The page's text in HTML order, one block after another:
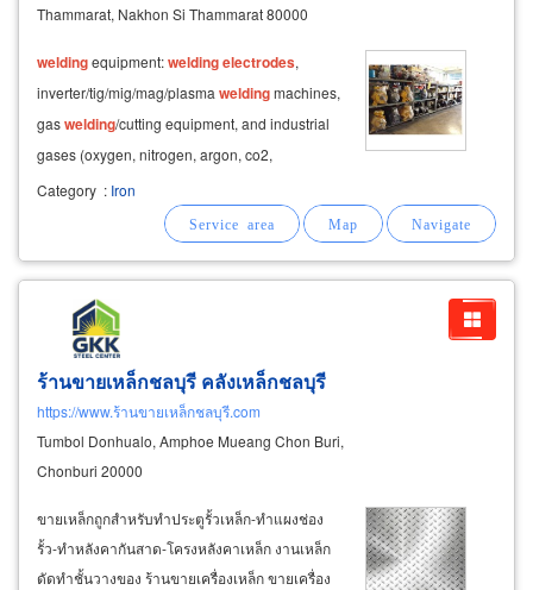
Thammarat, Nakhon Si Thammarat 80000
weldingequipment:weldingelectrodes,
inverter/tig/mig/mag/plasma weldingmachines,
gaswelding/cutting equipment, and industrial
gases (oxygen, nitrogen, argon, co2,
acetylene).
Category : Iron
ร้านขายเหล็กชลบุรี คลังเหล็กชลบุรี
https://www.ร้านขายเหล็กชลบุรี.com
Tumbol Donhualo, Amphoe Mueang Chon Buri,
Chonburi 20000
ขายเหล็กถูกสำหรับทำประตูรั้วเหล็ก-ทำแผงช่อง
รั้ว-ทำหลังคากันสาด-โครงหลังคาเหล็ก งานเหล็ก
ดัดทำชั้นวางของ ร้านขายเครื่องเหล็ก ขายเครื่อง